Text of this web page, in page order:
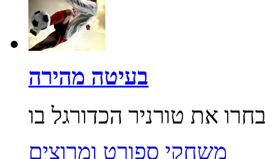
בעיטה מהירה
משחקי ספורט ומרוצים